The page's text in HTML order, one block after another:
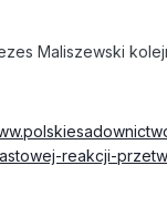
Maliszewski
reakcji-